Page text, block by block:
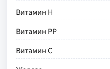
Витамин Н
Витамин РР
Витамин С